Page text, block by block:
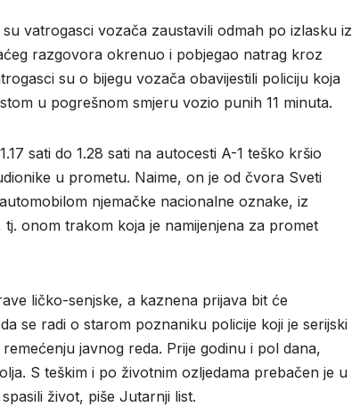
vatrogasci vozača zaustavili odmah po izlasku iz
razgovora okrenuo i pobjegao natrag kroz
su o bijegu vozača obavijestili policiju koja
u pogrešnom smjeru vozio punih 11 minuta.
sati do 1.28 sati na autocesti A-1 teško kršio
u prometu. Naime, on je od čvora Sveti
njemačke nacionalne oznake, iz
onom trakom koja je namijenjena za promet
ličko-senjske, a kaznena prijava bit će
se radi o starom poznaniku policije koji je serijski
javnog reda. Prije godinu i pol dana,
S teškim i po životnim ozljedama prebačen je u
život, piše Jutarnji list.